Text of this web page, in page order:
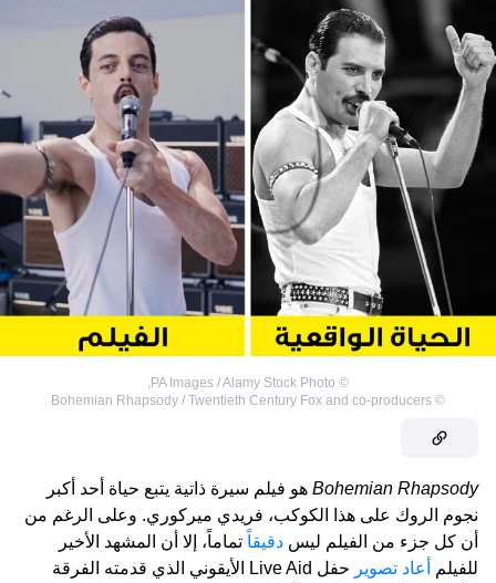
©
PA Images / Alamy Stock Photo
©
Bohemian Rhapsody / Twentieth Century Fox and co-producers
Bohemian Rhapsody هو فيلم سيرة ذاتية يتبع حياة أحد أكبر
نجوم الروك على هذا الكوكب، فريدي ميركوري. وعلى الرغم من
أن كل جزء من الفيلم ليس دقيقاً تماماً، إلا أن المشهد الأخير
للفيلم
أعاد تصوير
حفل Live Aid الأيقوني الذي قدمته الفرقة